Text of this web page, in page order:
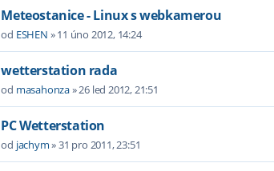
Meteostanice - Linux s webkamerou
od ESHEN »11 úno 2012, 14:24
wetterstation rada
od masahonza»26 led 2012, 21:51
PC Wetterstation
od jachym»31 pro 2011, 23:51